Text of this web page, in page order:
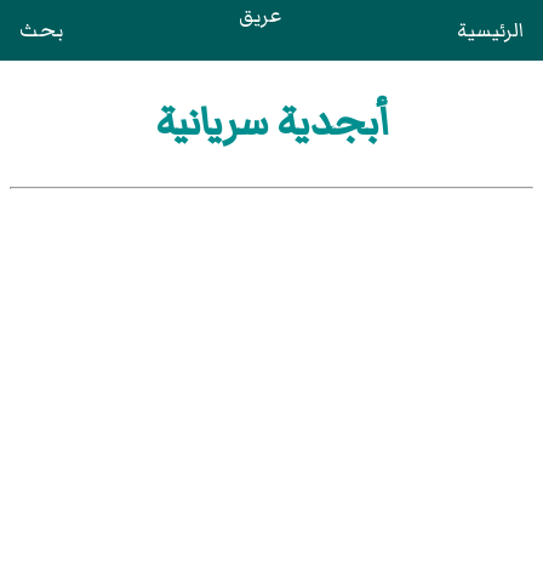
الرئيسية عريق بحث
أبجدية سريانية